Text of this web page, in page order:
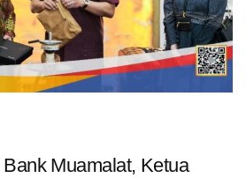
Muamalat, Ketua